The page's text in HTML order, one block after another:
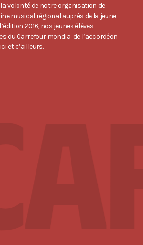
volonté de notre organisation de
musical régional auprès de la jeune
2016, nos jeunes élèves
du Carrefour mondial de l’accordéon
et d’ailleurs.